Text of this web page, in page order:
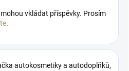
vkládat příspěvky. Prosím
.
autokosmetiky a autodoplňků,